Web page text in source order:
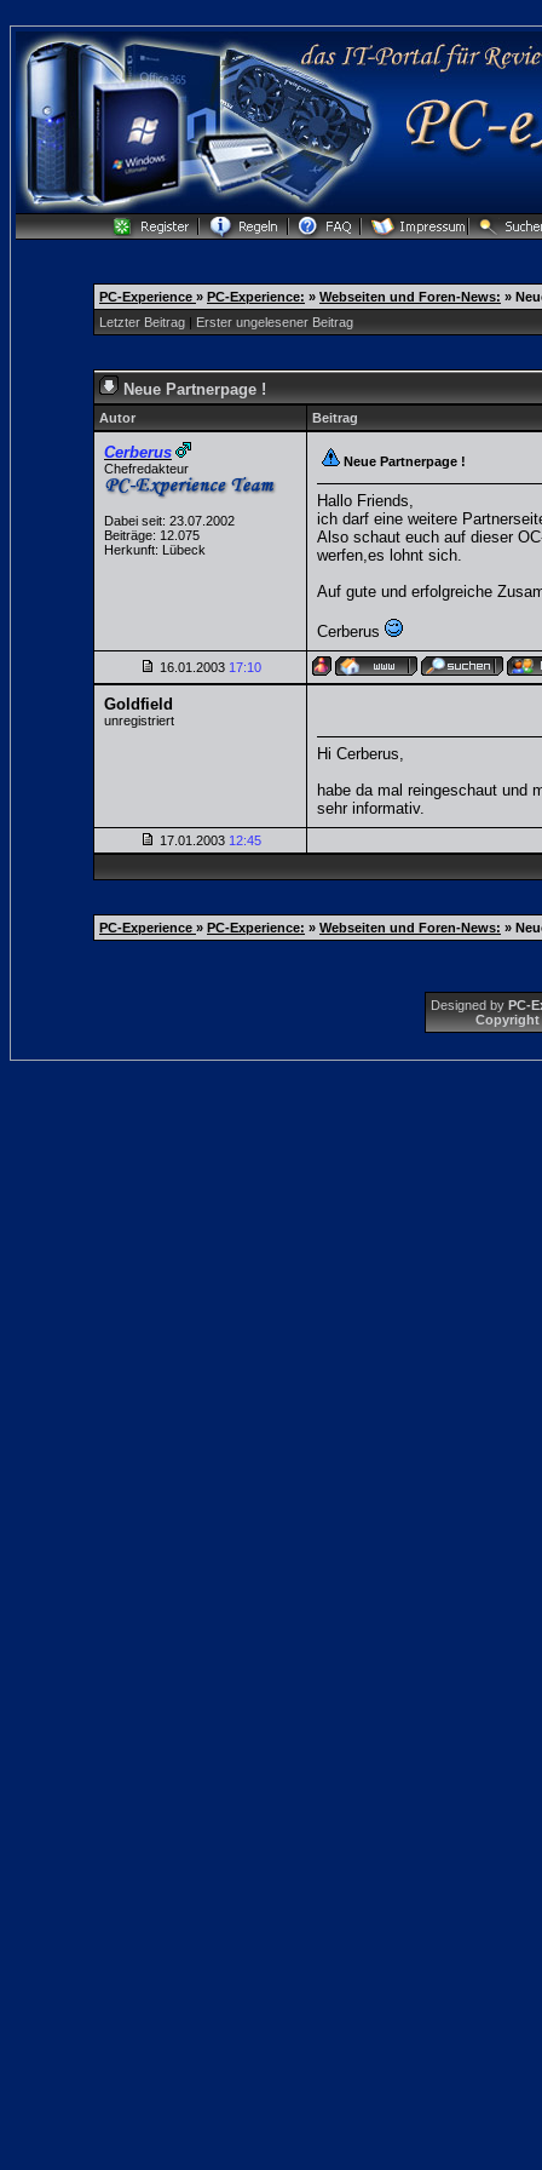
PC-Experience » PC-Experience: » Webseiten und Foren-News: »
Letzter Beitrag
Erster ungelesener Beitrag
Neue Partnerpage !
Autor Beitrag
Cerberus
Chefredakteur
Dabei seit: 23.07.2002
Beiträge: 12.075
Herkunft: Lübeck
Neue Partnerpage !
Hallo Friends,
ich darf eine weitere
Also schaut euch auf dieser
werfen,es lohnt sich.
Auf gute und erfolgreiche
Cerberus
16.01.2003 17:10
Goldfield
unregistriert
Hi Cerberus,
habe da mal reingeschaut und
sehr informativ.
17.01.2003 12:45
PC-Experience » PC-Experience: » Webseiten und Foren-News: »
Designed by PC-
Copyright